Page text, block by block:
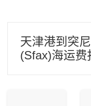
天津港到突
(Sfax)海运费